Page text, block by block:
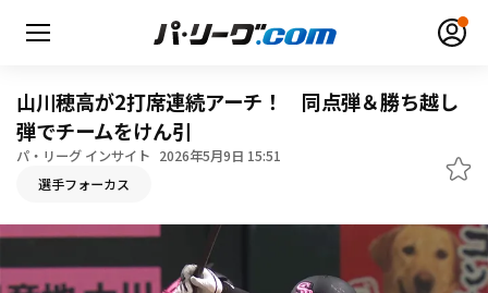
HOME
山川穂高が2打席連続アーチ！ 同点弾＆勝ち越し
弾でチームをけん引
パ・リーグ インサイト 2026年5月9日 15:51
選手フォーカス